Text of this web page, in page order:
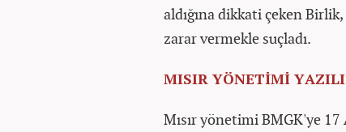
aldığına dikkati çeken
zarar vermekle suçladı.
MISIR YÖNETİMİ
Mısır yönetimi BMGK'ye